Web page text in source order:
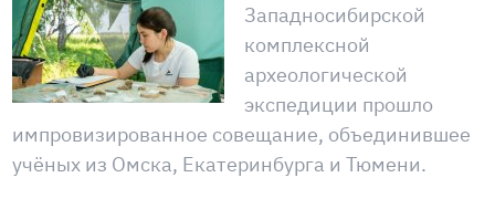
Западносибирской
комплексной
археологической
экспедиции прошло
импровизированное совещание, объединившее
учёных из Омска, Екатеринбурга и Тюмени.